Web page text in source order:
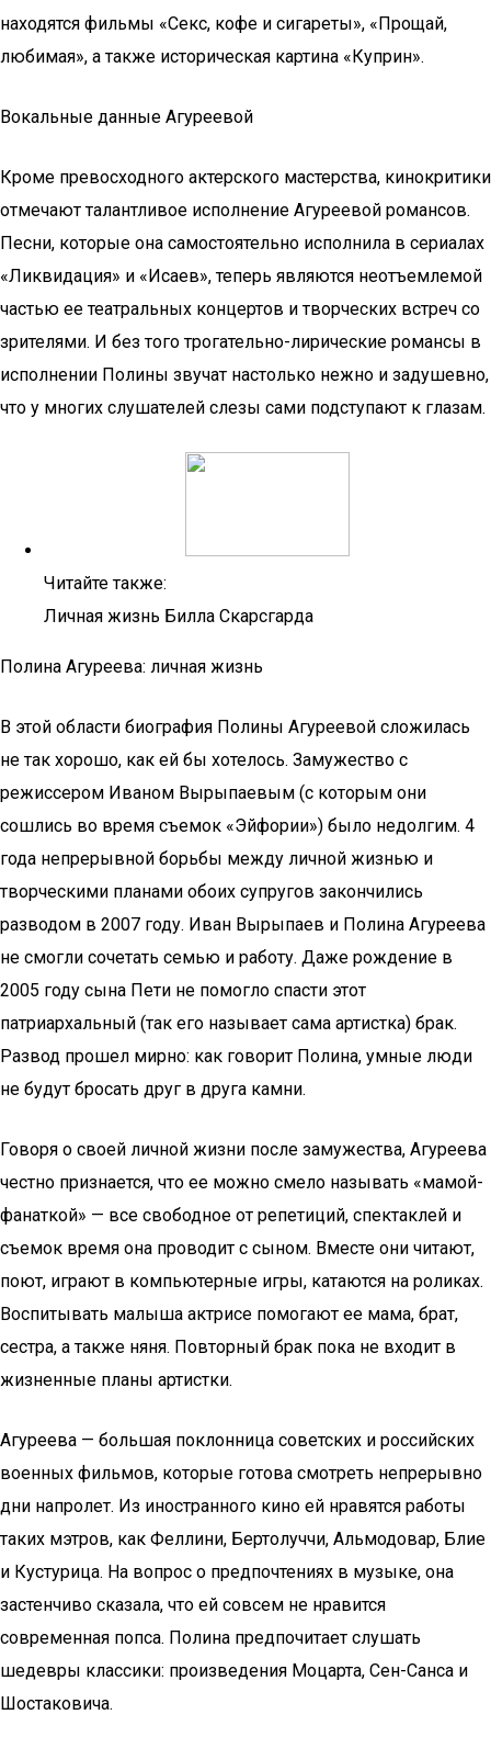
находятся фильмы «Секс, кофе и сигареты», «Прощай,
любимая», а также историческая картина «Куприн».
Вокальные данные Агуреевой
Кроме превосходного актерского мастерства, кинокритики
отмечают талантливое исполнение Агуреевой романсов.
Песни, которые она самостоятельно исполнила в сериалах
«Ликвидация» и «Исаев», теперь являются неотъемлемой
частью ее театральных концертов и творческих встреч со
зрителями. И без того трогательно-лирические романсы в
исполнении Полины звучат настолько нежно и задушевно,
что у многих слушателей слезы сами подступают к глазам.
Читайте также:
Личная жизнь Билла Скарсгарда
Полина Агуреева: личная жизнь
В этой области биография Полины Агуреевой сложилась
не так хорошо, как ей бы хотелось. Замужество с
режиссером Иваном Вырыпаевым (с которым они
сошлись во время съемок «Эйфории») было недолгим. 4
года непрерывной борьбы между личной жизнью и
творческими планами обоих супругов закончились
разводом в 2007 году. Иван Вырыпаев и Полина Агуреева
не смогли сочетать семью и работу. Даже рождение в
2005 году сына Пети не помогло спасти этот
патриархальный (так его называет сама артистка) брак.
Развод прошел мирно: как говорит Полина, умные люди
не будут бросать друг в друга камни.
Говоря о своей личной жизни после замужества, Агуреева
честно признается, что ее можно смело называть «мамой-
фанаткой» — все свободное от репетиций, спектаклей и
съемок время она проводит с сыном. Вместе они читают,
поют, играют в компьютерные игры, катаются на роликах.
Воспитывать малыша актрисе помогают ее мама, брат,
сестра, а также няня. Повторный брак пока не входит в
жизненные планы артистки.
Агуреева — большая поклонница советских и российских
военных фильмов, которые готова смотреть непрерывно
дни напролет. Из иностранного кино ей нравятся работы
таких мэтров, как Феллини, Бертолуччи, Альмодовар, Блие
и Кустурица. На вопрос о предпочтениях в музыке, она
застенчиво сказала, что ей совсем не нравится
современная попса. Полина предпочитает слушать
шедевры классики: произведения Моцарта, Сен-Санса и
Шостаковича.